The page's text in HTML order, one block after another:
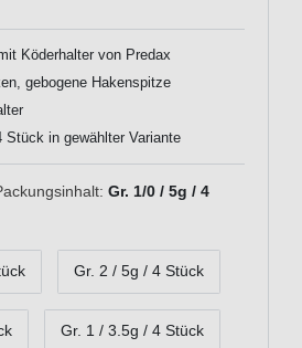
Köderhalter von Predax
gebogene Hakenspitze
Stück in gewählter Variante
Gr. 1/0 / 5g / 4
Gr. 2 / 5g / 4 Stück
Gr. 1 / 3.5g / 4 Stück